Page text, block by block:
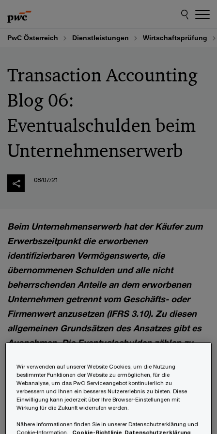
to
content
to
footer
PwC Österreich Dienstleistungen Wirtschaftsprüfung
Transaction Accounting
Blog 06:
Eventualschulden beim
Unternehmenserwerb
08/07/21
Beim Unternehmenserwerb hat der Käufer zum
Erwerbszeitpunkt die erworbenen
identifizierbaren Vermögenswerte, die
übernommenen Schulden und alle nicht
beherrschenden Anteile an dem erworbenen
Unternehmen getrennt vom Geschäfts- oder
Firmenwert anzusetzen (IFRS 3.10). Zu diesen
allgemeinen Grundsätzen des Ansatzes gibt es
Ausnahmen. Die Eventualschulden zählen zu
Sind Eventualschulden im Rahmen eines
Unternehmenserwerbs anzusetzen?
Das grundsätzliche Ansatzverbot der
Wir verwenden auf unserer Website Cookies, um die Nutzung
bestimmter Funktionen der Website zu ermöglichen, für die
Webanalyse, um das PwC Serviceangebot kontinuierlich zu
verbessern und Ihnen ein besseres Nutzererlebnis zu bieten. Diese
Einwilligung kann jederzeit über Ihre Browser-Einstellungen mit
Wirkung für die Zukunft widerrufen werden.
Nähere Informationen finden Sie in unserer Datenschutzerklärung und
Cookie-Information.
Cookie-Richtlinie Datenschutzerklärung